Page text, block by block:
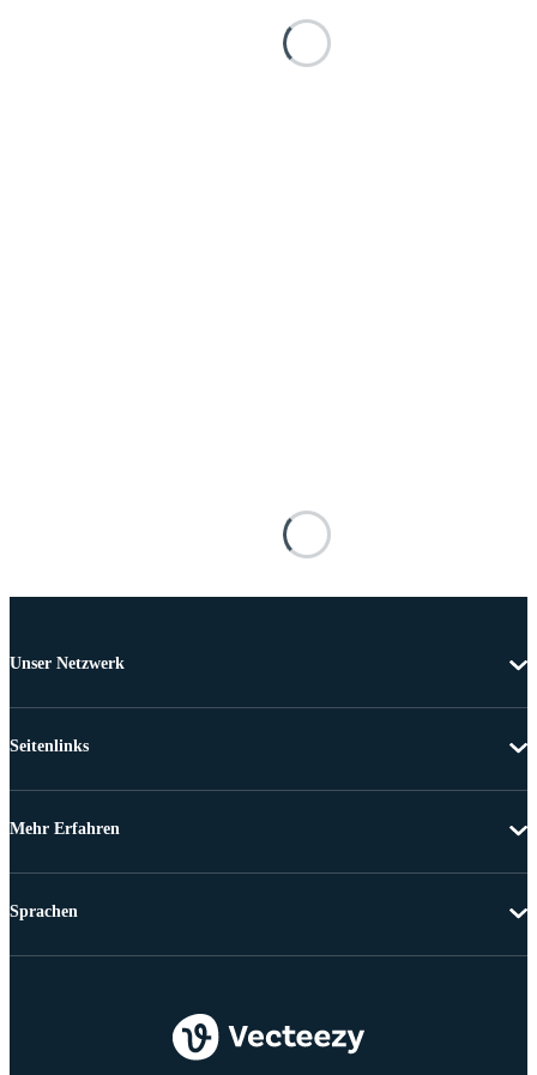
Unser Netzwerk
Seitenlinks
Mehr Erfahren
Sprachen